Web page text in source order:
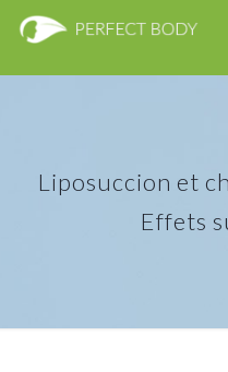
Liposuccion et
Effets